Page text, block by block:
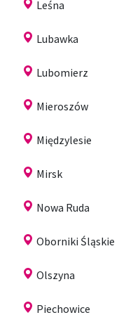
Leśna
Lubawka
Lubomierz
Mieroszów
Międzylesie
Mirsk
Nowa Ruda
Oborniki Śląskie
Olszyna
Piechowice